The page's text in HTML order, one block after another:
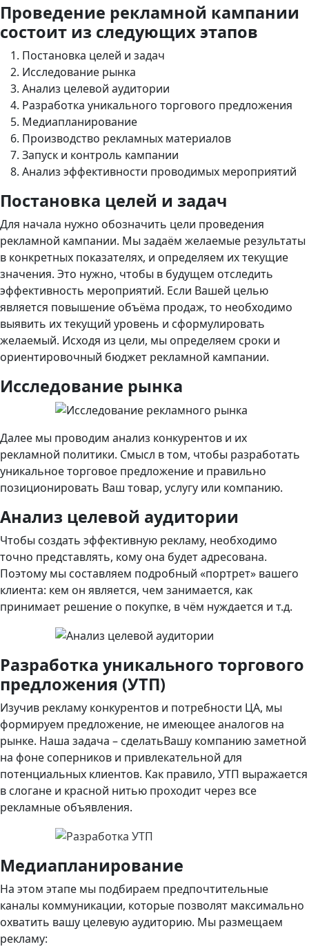
Проведение рекламной кампании
состоит из следующих этапов
Постановка целей и задач
Исследование рынка
Анализ целевой аудитории
Разработка уникального торгового предложения
Медиапланирование
Производство рекламных материалов
Запуск и контроль кампании
Анализ эффективности проводимых мероприятий
Постановка целей и задач
Для начала нужно обозначить цели проведения
рекламной кампании. Мы задаём желаемые результаты
в конкретных показателях, и определяем их текущие
значения. Это нужно, чтобы в будущем отследить
эффективность мероприятий. Если Вашей целью
является повышение объёма продаж, то необходимо
выявить их текущий уровень и сформулировать
желаемый. Исходя из цели, мы определяем сроки и
ориентировочный бюджет рекламной кампании.
Исследование рынка
Далее мы проводим анализ конкурентов и их
рекламной политики. Смысл в том, чтобы разработать
уникальное торговое предложение и правильно
позиционировать Ваш товар, услугу или компанию.
Анализ целевой аудитории
Чтобы создать эффективную рекламу, необходимо
точно представлять, кому она будет адресована.
Поэтому мы составляем подробный «портрет» вашего
клиента: кем он является, чем занимается, как
принимает решение о покупке, в чём нуждается и т.д.
Разработка уникального торгового
предложения (УТП)
Изучив рекламу конкурентов и потребности ЦА, мы
формируем предложение, не имеющее аналогов на
рынке. Наша задача – сделатьВашу компанию заметной
на фоне соперников и привлекательной для
потенциальных клиентов. Как правило, УТП выражается
в слогане и красной нитью проходит через все
рекламные объявления.
Медиапланирование
На этом этапе мы подбираем предпочтительные
каналы коммуникации, которые позволят максимально
охватить вашу целевую аудиторию. Мы размещаем
рекламу: